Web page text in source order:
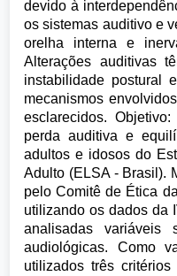
devido à
os sistemas auditivo e
orelha interna e
Alterações auditivas
instabilidade postural
mecanismos
esclarecidos.
perda auditiva e
adultos e idosos do
Adulto (ELSA - Brasil).
pelo Comitê de Ética
utilizando os dados da
analisadas variáveis
audiológicas. Como
utilizados três